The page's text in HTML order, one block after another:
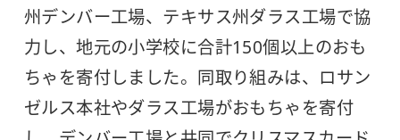
州デンバー工場、テキサス州ダラス工場で協
力し、地元の小学校に合計150個以上のおも
ちゃを寄付しました。同取り組みは、ロサン
ゼルス本社やダラス工場がおもちゃを寄付